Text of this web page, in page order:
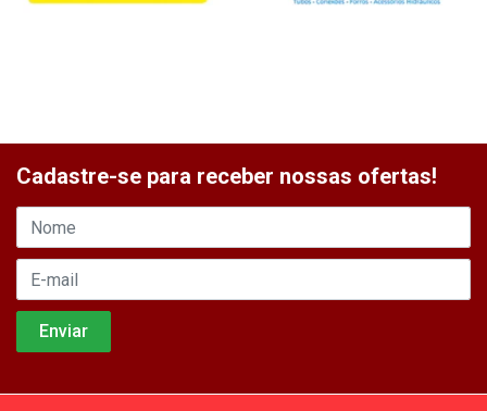
Cadastre-se para receber nossas ofertas!